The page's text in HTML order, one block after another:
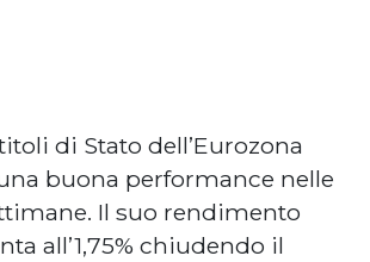
di Stato dell’Eurozona
buona performance nelle
Il suo rendimento
all’1,75% chiudendo il